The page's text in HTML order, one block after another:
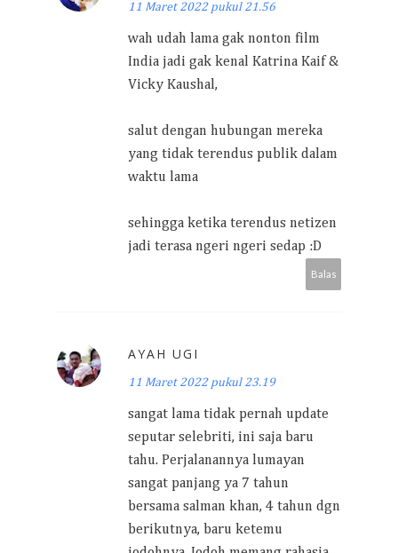
11 Maret 2022 pukul 21.56
wah udah lama gak nonton film
India jadi gak kenal Katrina Kaif &
Vicky Kaushal,
salut dengan hubungan mereka
yang tidak terendus publik dalam
waktu lama
sehingga ketika terendus netizen
jadi terasa ngeri ngeri sedap :D
Balas
AYAH UGI
11 Maret 2022 pukul 23.19
sangat lama tidak pernah update
seputar selebriti, ini saja baru
tahu. Perjalanannya lumayan
sangat panjang ya 7 tahun
bersama salman khan, 4 tahun dgn
berikutnya, baru ketemu